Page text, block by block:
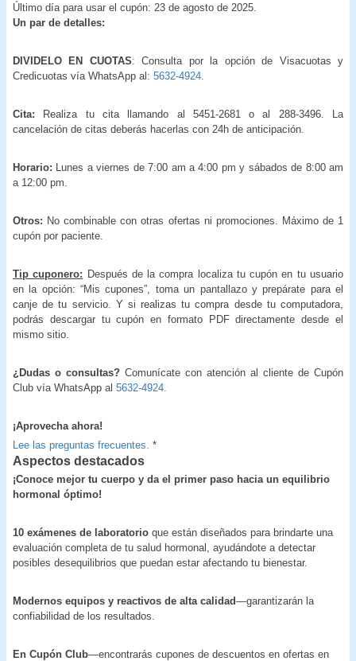
Último día para usar el cupón: 23 de agosto de 2025.
Un par de detalles:
DIVIDELO EN CUOTAS: Consulta por la opción de Visacuotas y
Credicuotas vía WhatsApp al: 5632-4924.
Cita: Realiza tu cita llamando al 5451-2681 o al 288-3496. La
cancelación de citas deberás hacerlas con 24h de anticipación.
Horario: Lunes a viernes de 7:00 am a 4:00 pm y sábados de 8:00 am
a 12:00 pm.
Otros: No combinable con otras ofertas ni promociones. Máximo de 1
cupón por paciente.
Tip cuponero: Después de la compra localiza tu cupón en tu usuario
en la opción: “Mis cupones”, toma un pantallazo y prepárate para el
canje de tu servicio. Y si realizas tu compra desde tu computadora,
podrás descargar tu cupón en formato PDF directamente desde el
mismo sitio.
¿Dudas o consultas? Comunícate con atención al cliente de Cupón
Club vía WhatsApp al 5632-4924.
¡Aprovecha ahora!
Lee las preguntas frecuentes. *
Aspectos destacados
¡Conoce mejor tu cuerpo y da el primer paso hacia un equilibrio
hormonal óptimo!
10 exámenes de laboratorio que están diseñados para brindarte una
evaluación completa de tu salud hormonal, ayudándote a detectar
posibles desequilibrios que puedan estar afectando tu bienestar.
Modernos equipos y reactivos de alta calidad—garantizarán la
confiabilidad de los resultados.
En Cupón Club—encontrarás cupones de descuentos en ofertas en